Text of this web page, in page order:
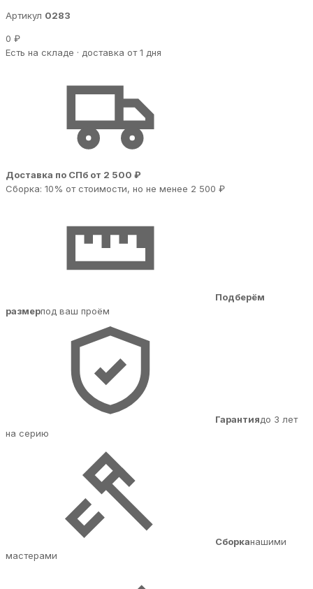
Артикул 0283
0 ₽
Есть на складе · доставка от 1 дня
Доставка по СПб от 2 500 ₽
Сборка: 10% от стоимости, но не менее 2 500 ₽
Подберём
размерпод ваш проём
Гарантиядо 3 лет
на серию
Сборканашими
мастерами